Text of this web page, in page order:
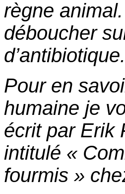
règne
déboucher
d’antibiotique.
Pour en
humaine je
écrit par Erik
intitulé «
fourmis »